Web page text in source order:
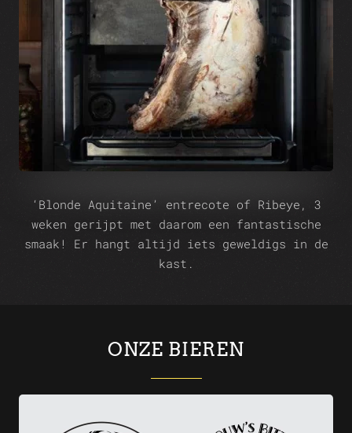
‘Blonde Aquitaine’ entrecote of Ribeye, 3
weken gerijpt met daarom een fantastische
smaak! Er hangt altijd iets geweldigs in de
kast.
ONZE BIEREN